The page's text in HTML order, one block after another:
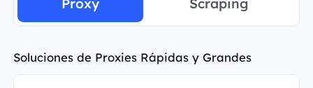
Soluciones de Proxies Rápidas y Grandes